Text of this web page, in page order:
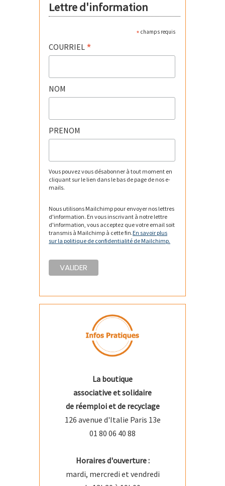
Lettre d'information
* champs requis
COURRIEL *
NOM
PRENOM
Vous pouvez vous désabonner à tout moment en
cliquant sur le lien dans le bas de page de nos e-
mails.
Nous utilisons Mailchimp pour envoyer nos lettres
d'information. En vous inscrivant à notre lettre
d'information, vous acceptez que votre email soit
transmis à Mailchimp à cette fin.En savoir plus
sur la politique de confidentialité de Mailchimp.
La boutique
associative et solidaire
de réemploi et de recyclage
126 avenue d'Italie Paris 13e
01 80 06 40 88
Horaires d'ouverture :
mardi, mercredi et vendredi